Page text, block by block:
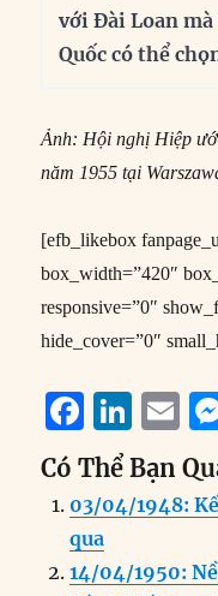
với Đài Loan
Quốc có thể
Ảnh: Hội nghị Hiệp
năm 1955 tại
[efb_likebox
box_width=”420″
responsive=”0″
hide_cover=”0″
F
a
c
e
b
Li
n
k
e
d
E
m
ai
l
Có Thể Bạn
03/04/1948:
qua
14/04/1950: